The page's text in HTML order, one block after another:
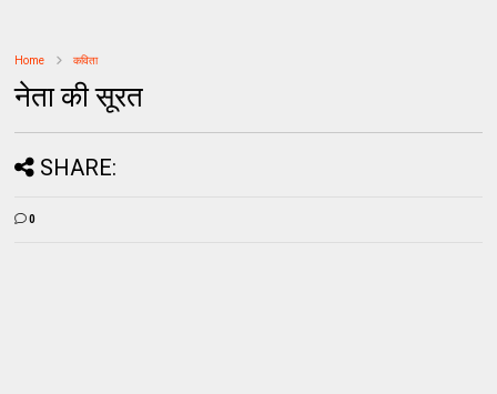
Home कविता
नेता की सूरत
SHARE:
0